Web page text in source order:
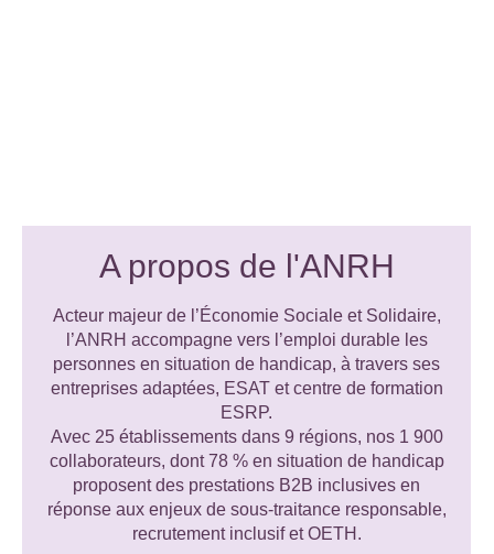
A propos de l'ANRH
Acteur majeur de l’Économie Sociale et Solidaire,
l’ANRH accompagne vers l’emploi durable les
personnes en situation de handicap, à travers ses
entreprises adaptées, ESAT et centre de formation
ESRP.
Avec 25 établissements dans 9 régions, nos 1 900
collaborateurs, dont 78 % en situation de handicap
proposent des prestations B2B inclusives en
réponse aux enjeux de sous-traitance responsable,
recrutement inclusif et OETH.